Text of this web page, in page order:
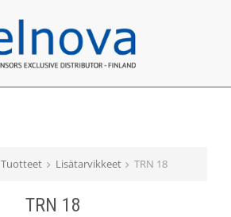
Tuotteet Lisätarvikkeet TRN 18
TRN 18